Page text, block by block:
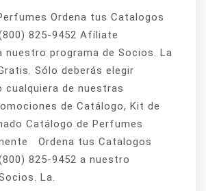
Ordena tus Catalogos
825-9452 Afíliate
programa de Socios. La
Sólo deberás elegir
cualquiera de nuestras
de Catálogo, Kit de
Catálogo de Perfumes
Ordena tus Catalogos
825-9452 a nuestro
La.